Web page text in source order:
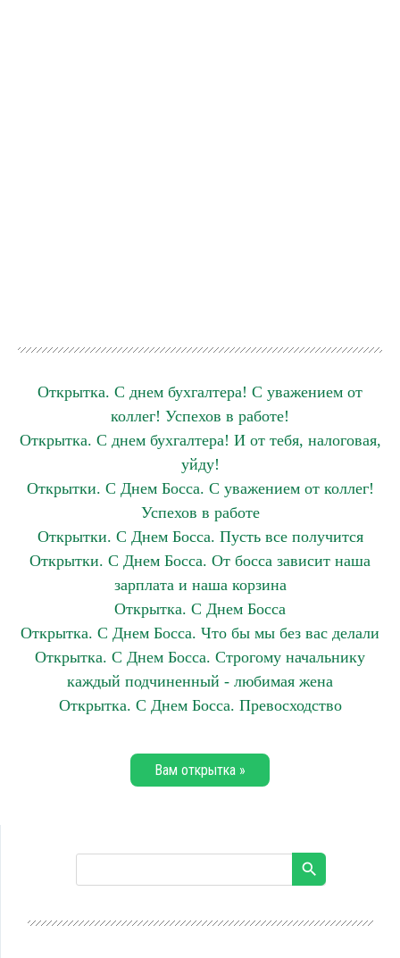
Открытка. С днем бухгалтера! С уважением от
коллег! Успехов в работе!
Открытка. С днем бухгалтера! И от тебя, налоговая,
уйду!
Открытки. С Днем Босса. С уважением от коллег!
Успехов в работе
Открытки. С Днем Босса. Пусть все получится
Открытки. С Днем Босса. От босса зависит наша
зарплата и наша корзина
Открытка. С Днем Босса
Открытка. С Днем Босса. Что бы мы без вас делали
Открытка. С Днем Босса. Строгому начальнику
каждый подчиненный - любимая жена
Открытка. С Днем Босса. Превосходство
Вам открытка »